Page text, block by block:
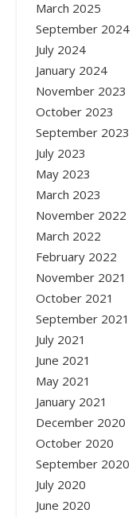
March 2025
September 2024
July 2024
January 2024
November 2023
October 2023
September 2023
July 2023
May 2023
March 2023
November 2022
March 2022
February 2022
November 2021
October 2021
September 2021
July 2021
June 2021
May 2021
January 2021
December 2020
October 2020
September 2020
July 2020
June 2020